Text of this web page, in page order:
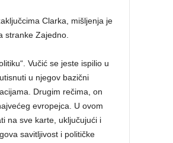
Clarka, mišljenja je
stranke Zajedno.
Vučić se jeste ispilio u
u njegov bazični
Drugim rečima, on
evropejca. U ovom
na sve karte, uključujući i
savitljivost i političke